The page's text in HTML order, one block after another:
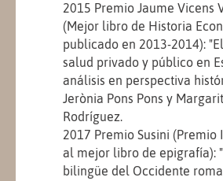
2015 Premio Jaume Vicens
(Mejor libro de Historia
publicado en 2013-2014):
salud privado y público en
análisis en perspectiva
Jerònia Pons Pons y
Rodríguez.
2017 Premio Susini
al mejor libro de epigrafía):
bilingüe del Occidente